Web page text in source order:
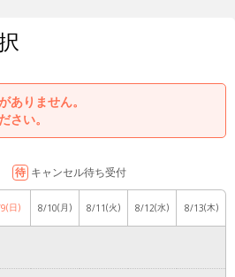
ありません。
さい。
待 キャンセル待ち受付
(日) 8/10(月) 8/11(火) 8/12(水) 8/13(木)